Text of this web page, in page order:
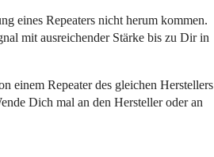
eines Repeaters nicht herum kommen.
mit ausreichender Stärke bis zu Dir in
einem Repeater des gleichen Herstellers
Dich mal an den Hersteller oder an